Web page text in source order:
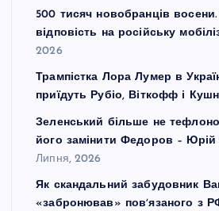
500 тисяч новобранців
відповість на російську
2026
Трампістка Лора Лумер в
приїдуть Рубіо, Віткофф і
Зеленський більше не
його замінити Федоров –
Липня, 2026
Як скандальний забудовник
«забронював» повʼязаного з